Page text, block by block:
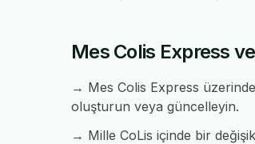
Mes Colis Express
→ Mes Colis Express
oluşturun veya güncelleyin.
→ Mille CoLis içinde bir